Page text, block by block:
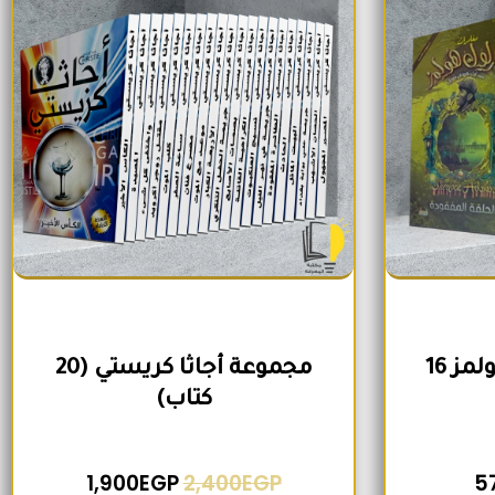
مجموعة شيرلوك هولمز 16
مجموعة أجاثا كريستي (20
كتاب)
2,400EGP
1,900EGP